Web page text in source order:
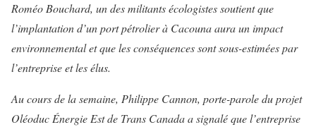
Roméo Bouchard, un des militants écologistes soutient que
l’implantation d’un port pétrolier à Cacouna aura un impact
environnemental et que les conséquences sont sous-estimées par
l’entreprise et les élus.
Au cours de la semaine, Philippe Cannon, porte-parole du projet
Oléoduc Énergie Est de Trans Canada a signalé que l’entreprise